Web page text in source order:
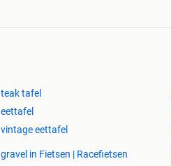
teak tafel
eettafel
vintage eettafel
gravel in Fietsen | Racefietsen